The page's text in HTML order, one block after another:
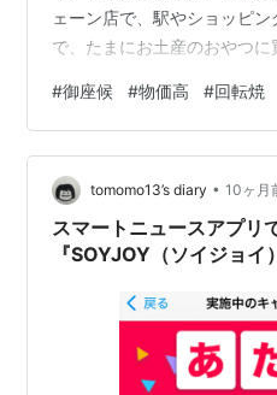
ェーン店で、駅やショッピ
で、たまにお土産のおやつ
上げしているのだろうけど
中、なんだかとても安く感
と、真ん中に白を入れて包
ドスペシャル UCC リッチブ
1000g【挽き豆】【焙煎】
rakuten:f…
#御座候 #物価高 #回転焼
tomomo13’s diary • 10ヶ月
スマートニュースアプリ
『SOYJOY（ソイジョ